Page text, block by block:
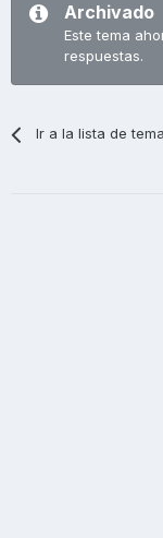
Archivado
Este tema
respuestas.
Ir a la lista de